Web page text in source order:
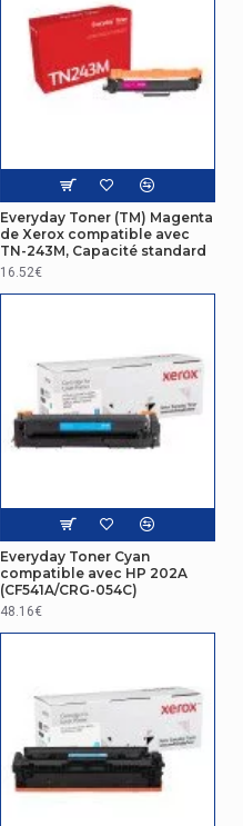
Everyday Toner (TM) Magenta
de Xerox compatible avec
TN-243M, Capacité standard
16.52€
Everyday Toner Cyan
compatible avec HP 202A
(CF541A/CRG-054C)
48.16€